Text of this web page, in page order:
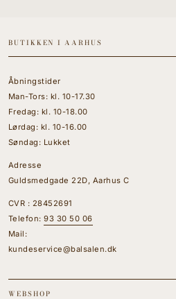
BUTIKKEN I AARHUS
Åbningstider
Man-Tors: kl. 10-17.30
Fredag: kl. 10-18.00
Lørdag: kl. 10-16.00
Søndag: Lukket
Adresse
Guldsmedgade 22D, Aarhus C
CVR : 28452691
Telefon:93 30 50 06
Mail:
kundeservice@balsalen.dk
WEBSHOP